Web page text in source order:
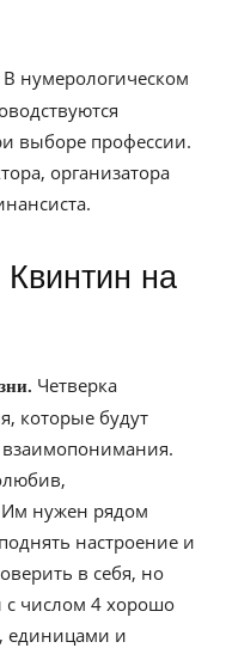
В нумерологическом
выборе профессии.
организатора
Четверка
которые будут
Им нужен рядом
настроение и
в себя, но
с числом 4 хорошо
единицами и